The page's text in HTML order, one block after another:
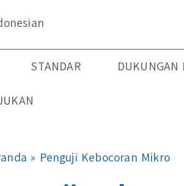
STANDAR DUKUNGAN
» Penguji Kebocoran Mikro